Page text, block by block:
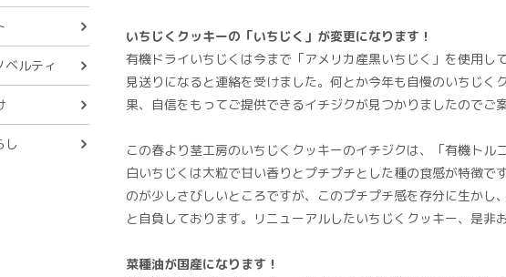
ベルティ
し
いちじくクッキーの「いちじく」が変更になります！
有機ドライいちじくは今まで「アメリカ産黒いちじく」を使用し
見送りになると連絡を受けました。何とか今年も自慢のいちじ
果、自信をもってご提供できるイチジクが見つかりましたのでご
この春より茎工房のいちじくクッキーのイチジクは、「有機トル
白いちじくは大粒で甘い香りとプチプチとした種の食感が特徴
のが少しさびしいところですが、このプチプチ感を存分に生か
と自負しております。リニューアルしたいちじくクッキー、是非
菜種油が国産になります！